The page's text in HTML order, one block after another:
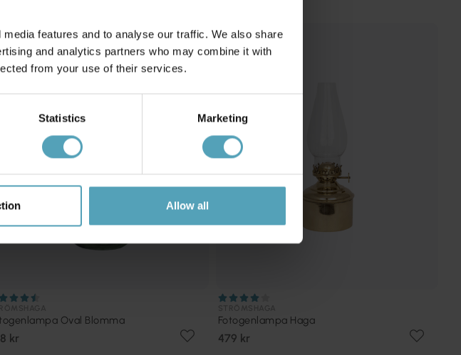
features and to analyse our traffic. We also share
and analytics partners who may combine it with
from your use of their services.
Statistics Marketing
Allow all
Oval Blomma
kr
Fotogenlampa Haga
479 kr